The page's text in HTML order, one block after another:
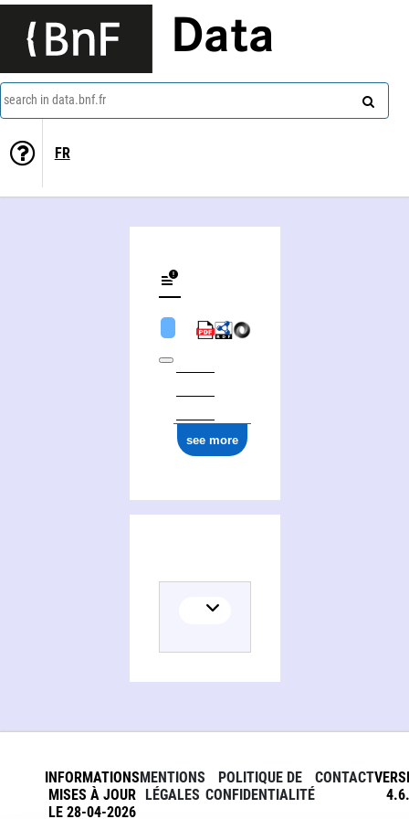
Data
search in data.bnf.fr
FR
see more
INFORMATIONS
MISES À JOUR
LE 28-04-2026
MENTIONS
LÉGALES
POLITIQUE DE
CONFIDENTIALITÉ
CONTACT